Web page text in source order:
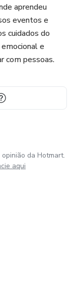
aprendeu
eventos e
cuidados do
e
com pessoas.
da Hotmart.
aqui